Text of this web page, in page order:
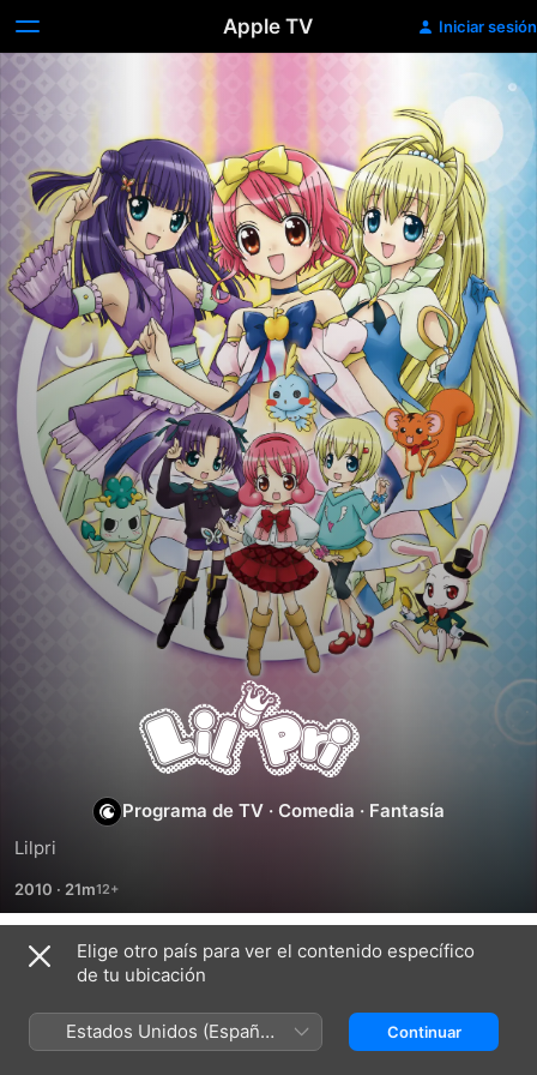
Apple TV Iniciar sesión
Lilpri
Programa de TV · Comedia · Fantasía
Lilpri
2010 · 21m
Temporada 1
Elige otro país para ver el contenido específico
de tu ubicación
Estados Unidos (Español
México)
Continuar